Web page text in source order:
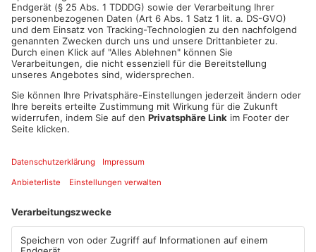
ASCHAFFENBURG.Das Aschaffenburger Gesundheitsamt ruft
alle Schüler auf, sich vor dem Schulstart am Montag nochmal
auf Corona schnelltesten zu lassen. Hierfür stehen am
Sonntag zusätzliche Testkapazitäten zur Verfügung -und zwar
in Mömbris, Schöllkrippen und Aschaffenburg. Das Angebot
richtet sich ausschließlich an Schulkinder, heißt es. Wichtig:
Interessierte müssen einen zuvor einen Termin vereinbaren
Artikel teilen
ANZEIGE